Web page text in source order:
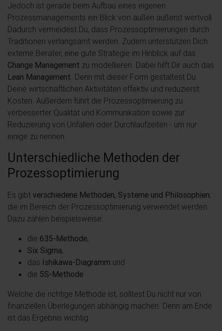
Jedoch ist gerade beim Aufbau eines eigenen
Prozessmanagements ein Blick von außen äußerst wertvoll.
Dadurch vermeidest Du, dass Prozessoptimierungen durch
Traditionen verlangsamt werden. Zudem unterstützen Dich
externe Berater, eine gute Strategie im Hinblick auf das
Change Management zu modellieren. Dabei hilft Dir auch das
Lean Management. Denn mit dieser Form gestaltest Du
Deine wirtschaftlichen Aktivitäten effektiv und reduzierst
Kosten. Außerdem führt die Prozessoptimierung zu
verbesserter Qualität und Kommunikation sowie zur
Reduzierung von Unfällen oder Durchlaufzeiten - um nur
einige zu nennen.
Unterschiedliche Methoden der
Prozessoptimierung
Es gibt verschiedene Methoden, Systeme und Philosophien,
die im Bereich der Prozessoptimierung verwendet werden.
Dazu zählen beispielsweise:
die 635-Methode,
Six Sigma,
das Ishikawa-Diagramm und
die 5S-Methode
Welche die richtige Methode ist, solltest Du nicht nur von
finanziellen Überlegungen abhängig machen. Denn am Ende
ist das Ergebnis wichtig.